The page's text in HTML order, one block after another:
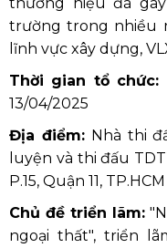
trường trong nhiều
lĩnh vực xây dựng,
Thời gian tổ chức:
13/04/2025
Địa điểm: Nhà thi
luyện và thi đấu
P.15, Quận 11, TP.HCM
Chủ đề triển lãm:
ngoại thất", triển